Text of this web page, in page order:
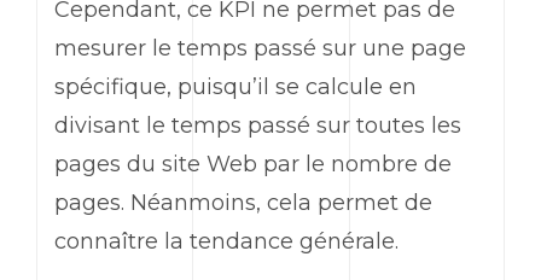
Cependant, ce KPI ne permet pas de
mesurer le temps passé sur une page
spécifique, puisqu’il se calcule en
divisant le temps passé sur toutes les
pages du site Web par le nombre de
pages. Néanmoins, cela permet de
connaître la tendance générale.